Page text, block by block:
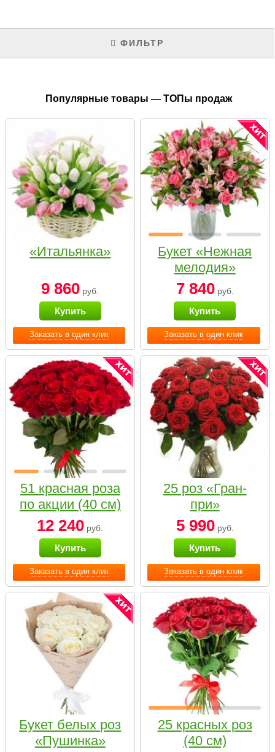
ФИЛЬТР
Популярные товары — ТОПы продаж
Заказать в один клик
«Итальянка»
9 860 руб.
Купить
Заказать в один клик
Букет «Нежная
мелодия»
7 840руб.
Купить
Заказать в один клик
51 красная роза
по акции (40 см)
12 240 руб.
Купить
Заказать в один клик
25 роз «Гран-
при»
5 990руб.
Купить
Букет белых роз
«Пушинка»
25 красных роз
(40 см)